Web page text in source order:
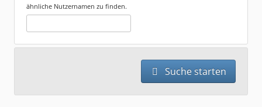
ähnliche Nutzernamen zu finden.
Suche starten